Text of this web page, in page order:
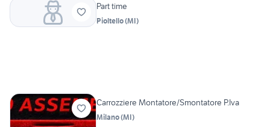
Part time
Pioltello(MI)
Carrozziere Montatore/Smontatore P.Iva
Milano(MI)